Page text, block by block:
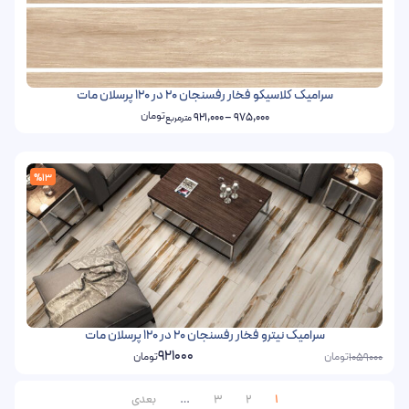
سرامیک کلاسیکو فخار رفسنجان 20 در 120 پرسلان مات
975,000
–
921,000مترمربعتومان
%13
سرامیک نیترو فخار رفسنجان 20 در 120 پرسلان مات
1059000تومان 921000تومان
بعدی